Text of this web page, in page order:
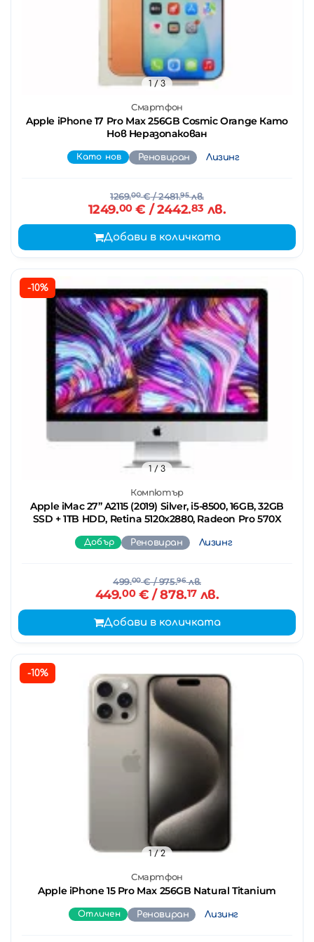
Смартфон
Apple iPhone 17 Pro Max 256GB Cosmic Orange Като
Нов Неразопакован
1 / 3
Като нов Реновиран Лизинг
1269.00€/ 2481.95лв.
1249.00€ / 2442.83 лв.
Добави в количката
-10%
Компютър
Apple iMac 27’’ A2115 (2019) Silver, i5-8500, 16GB, 32GB
SSD + 1TB HDD, Retina 5120x2880, Radeon Pro 570X
1 / 3
Добър Реновиран Лизинг
499.00€/ 975.96лв.
449.00€ / 878.17лв.
Добави в количката
-10%
Смартфон
Apple iPhone 15 Pro Max 256GB Natural Titanium
1/ 2
Отличен Реновиран Лизинг